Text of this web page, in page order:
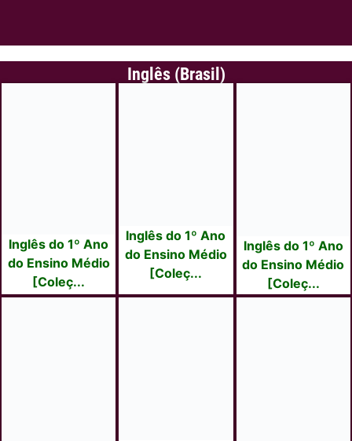
Inglês (Brasil)
Inglês do 1º Ano
do Ensino Médio
[Coleç...
Inglês do 1º Ano
do Ensino Médio
[Coleç...
Inglês do 1º Ano
do Ensino Médio
[Coleç...